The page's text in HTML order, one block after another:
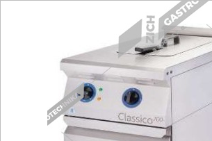
Pánve
Gastronádoby
PIZZA technologie